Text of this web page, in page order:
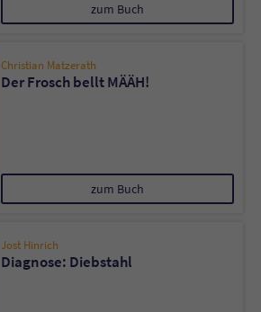
zum Buch
Christian Matzerath
Der Frosch bellt MÄÄH!
zum Buch
Jost Hinrich
Diagnose: Diebstahl